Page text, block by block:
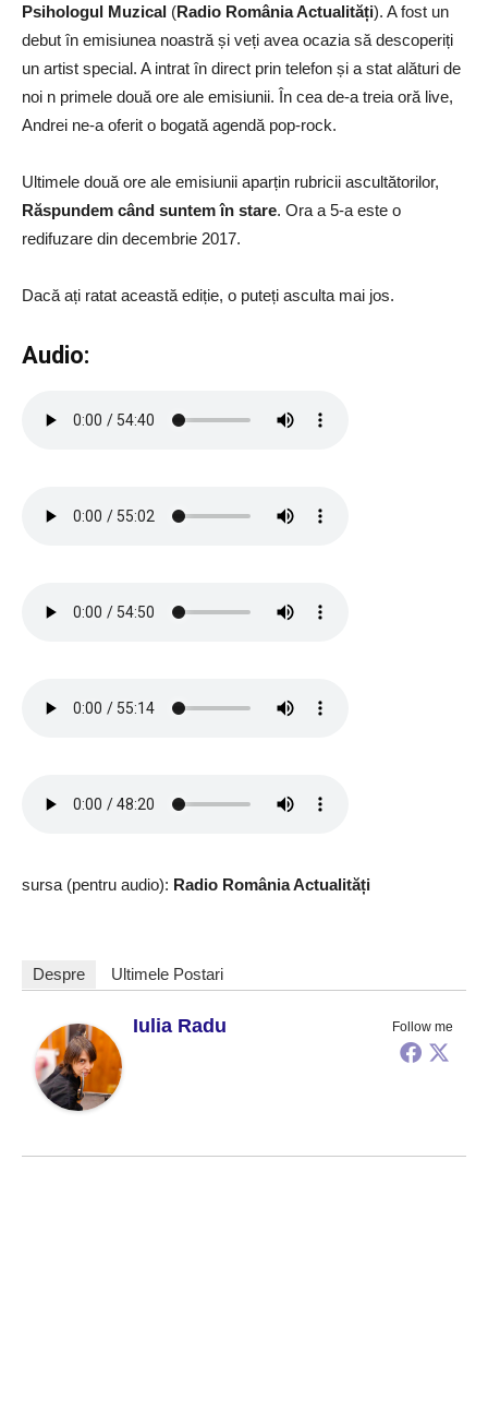
Psihologul Muzical (Radio România Actualități). A fost un
debut în emisiunea noastră și veți avea ocazia să descoperiți
un artist special. A intrat în direct prin telefon și a stat alături de
noi n primele două ore ale emisiunii. În cea de-a treia oră live,
Andrei ne-a oferit o bogată agendă pop-rock.
Ultimele două ore ale emisiunii aparțin rubricii ascultătorilor,
Răspundem când suntem în stare. Ora a 5-a este o
redifuzare din decembrie 2017.
Dacă ați ratat această ediție, o puteți asculta mai jos.
Audio:
sursa (pentru audio): Radio România Actualități
Despre Ultimele Postari
Follow me
Iulia Radu